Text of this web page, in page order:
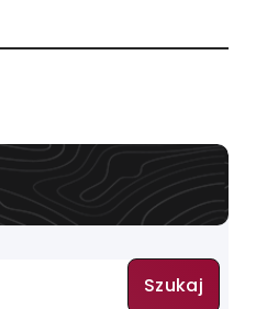
Szukaj